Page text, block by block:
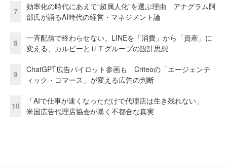
7
効率化の時代にあえて“超属人化”を選ぶ理由 アナグラム阿
部氏が語るAI時代の経営・マネジメント論
8
一斉配信で終わらせない。LINEを「消費」から「資産」に
変える、カルビーとＵＴグループの設計思想
9
ChatGPT広告パイロット参画も Criteoの「エージェンテ
ィック・コマース」が変える広告の判断
10
「AIで仕事が速くなっただけで代理店は生き残れない」
米国広告代理店協会が暴く不都合な真実